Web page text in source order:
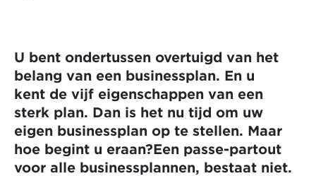
U bent ondertussen overtuigd van het
belang van een businessplan. En u
kent de vijf eigenschappen van een
sterk plan. Dan is het nu tijd om uw
eigen businessplan op te stellen. Maar
hoe begint u eraan?Een passe-partout
voor alle businessplannen, bestaat niet.